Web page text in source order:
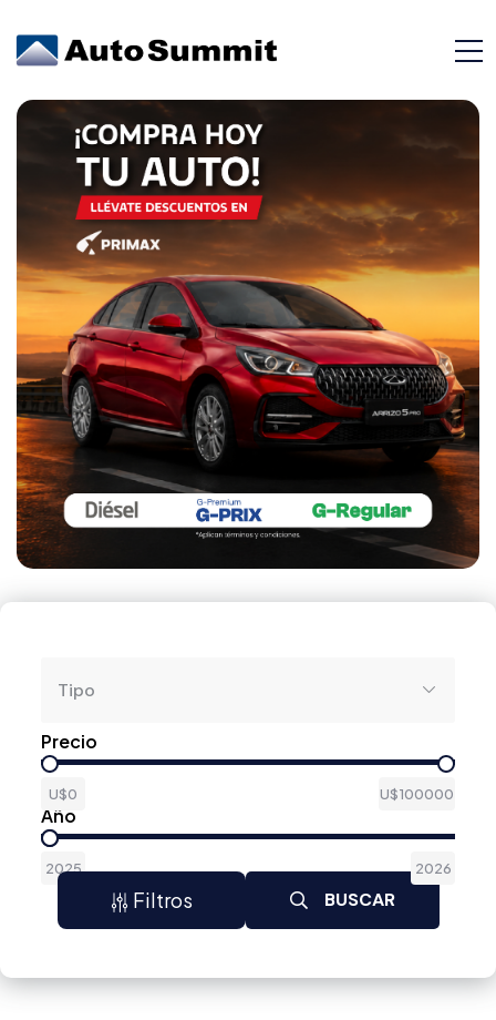
Faros Halógenos
Tipo
Precio
U$0 U$100000
Año
2025 2026
Filtros BUSCAR